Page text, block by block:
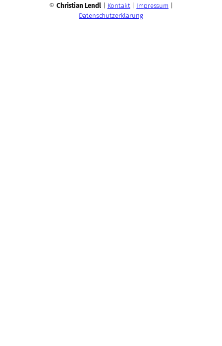
© Christian Lendl| Kontakt| Impressum
Datenschutzerklärung